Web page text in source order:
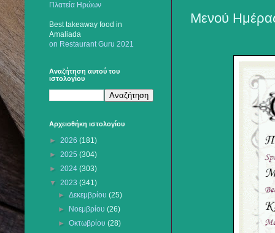
Μενού
Πλατεία Ηρώων
Best takeaway food in
Amaliada
on Restaurant Guru 2021
Αναζήτηση αυτού του
ιστολογίου
Αρχειοθήκη ιστολογίου
► 2026 (181)
► 2025 (304)
► 2024 (303)
▼ 2023 (341)
►Δεκεμβρίου(25)
►
Νοεμβρίου(26)
►Οκτωβρίου(28)